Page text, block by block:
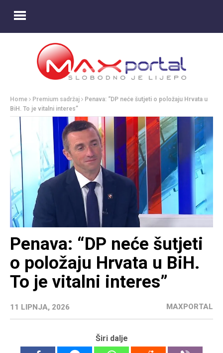
Home Premium sadržaj
Penava: “DP neće šutjeti o položaju Hrvata u
BiH. To je vitalni interes”
Penava: “DP neće šutjeti
o položaju Hrvata u BiH.
To je vitalni interes”
11 LIPNJA, 2026 MAXPORTAL
Širi dalje